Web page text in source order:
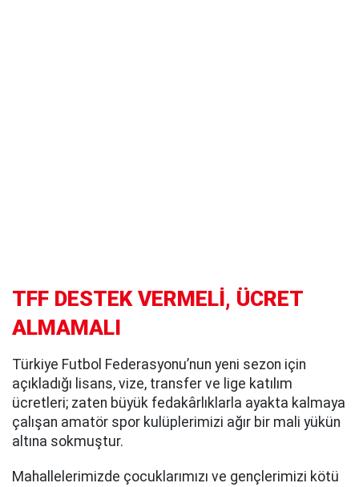
TFF DESTEK VERMELİ, ÜCRET
ALMAMALI
Türkiye Futbol Federasyonu’nun yeni sezon için
açıkladığı lisans, vize, transfer ve lige katılım
ücretleri; zaten büyük fedakârlıklarla ayakta kalmaya
çalışan amatör spor kulüplerimizi ağır bir mali yükün
altına sokmuştur.
Mahallelerimizde çocuklarımızı ve gençlerimizi kötü